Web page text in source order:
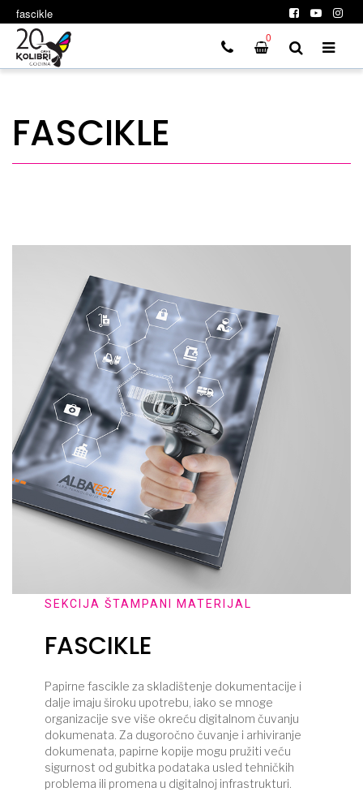
fascikle
0
FASCIKLE
SEKCIJA ŠTAMPANI MATERIJAL
FASCIKLE
Papirne fascikle za skladištenje dokumentacije i
dalje imaju široku upotrebu, iako se mnoge
organizacije sve više okreću digitalnom čuvanju
dokumenata. Za dugoročno čuvanje i arhiviranje
dokumenata, papirne kopije mogu pružiti veću
sigurnost od gubitka podataka usled tehničkih
problema ili promena u digitalnoj infrastrukturi.